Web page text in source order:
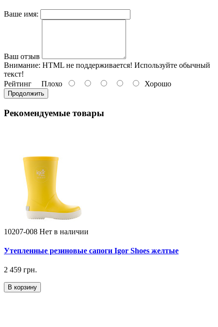
Ваше имя:
Ваш отзыв
Внимание: HTML не поддерживается! Используйте обычный
текст!
Рейтинг Плохо Хорошо
Продолжить
Рекомендуемые товары
10207-008 Нет в наличии
Утепленные резиновые сапоги Igor Shoes желтые
2 459 грн.
В корзину